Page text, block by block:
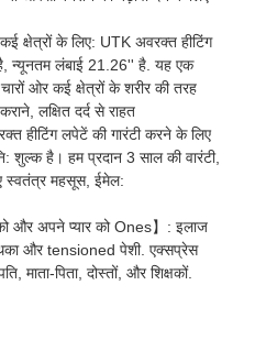
क्षेत्रों के लिए: UTK अवरक्त हीटिंग
न्यूनतम लंबाई 21.26'' है. यह एक
ओर कई क्षेत्रों के शरीर की तरह
लक्षित दर्द से राहत
हीटिंग लपेटें की गारंटी करने के लिए
शुल्क है। हम प्रदान 3 साल की वारंटी,
स्वतंत्र महसूस, ईमेल:
और अपने प्यार को Ones】: इलाज
और tensioned पेशी. एक्सप्रेस
माता-पिता, दोस्तों, और शिक्षकों.